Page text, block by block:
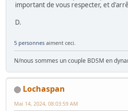
important de vous respecter, et
D.
5 personnes aiment ceci.
N/nous sommes un couple BDSM en
Lochaspan
Mai 14, 2024, 08:03:59 AM